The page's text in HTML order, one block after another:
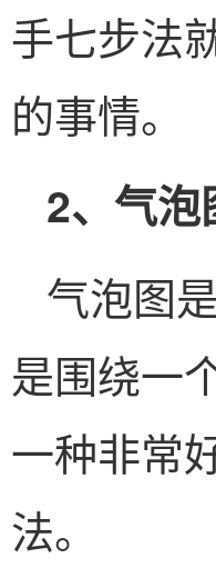
手七步法
的事情。
2、气
气泡图
是围绕一
一种非常
法。